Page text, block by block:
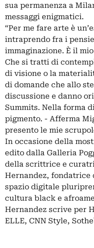
sua permanenza a
messaggi enigmatici.
“Per me fare arte è
intraprendo fra i
immaginazione. È il
Che si tratti di
di visione o la
di domande che allo
discussione e danno
Summits. Nella forma
pigmento. - Afferma
presento le mie
In occasione della
edito dalla Galleria
della scrittrice e
Hernandez, fondatrice
spazio digitale
cultura black e
Hernandez scrive per
ELLE, CNN Style,